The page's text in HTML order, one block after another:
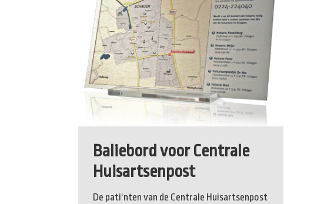
Baliebord voor Centrale
Huisartsenpost
De pati‘nten van de Centrale Huisartsenpost